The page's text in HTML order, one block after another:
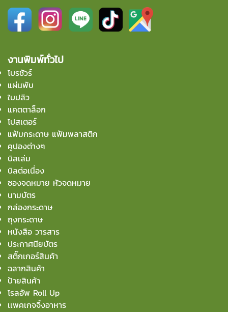
งานพิมพ์ทั่วไป
โบรชัวร์
แผ่นพับ
ใบปลิว
แคตตาล็อก
โปสเตอร์
แฟ้มกระดาษ แฟ้มพลาสติก
คูปองต่างๆ
บิลเล่ม
บิลต่อเนื่อง
ซองจดหมาย หัวจดหมาย
นามบัตร
กล่องกระดาษ
ถุงกระดาษ
หนังสือ วารสาร
ประกาศนียบัตร
สติ๊กเกอร์สินค้า
ฉลากสินค้า
ป้ายสินค้า
โรลอัพ Roll Up
เเพคเกจจิ้งอาหาร